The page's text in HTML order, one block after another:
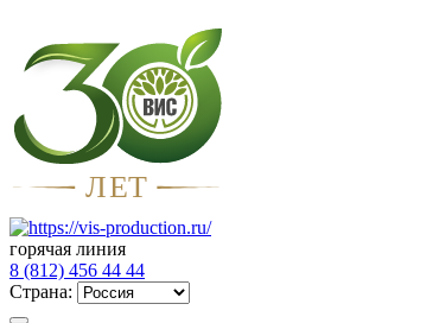
ЛЕТ
горячая линия
8 (812) 456 44 44
Страна: